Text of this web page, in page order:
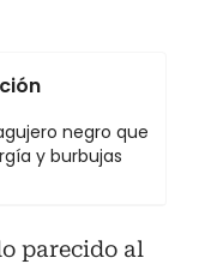
negro que
y burbujas
parecido al